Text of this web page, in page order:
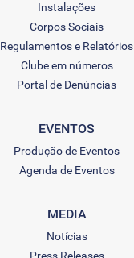
Instalações
Corpos Sociais
Regulamentos e Relatórios
Clube em números
Portal de Denúncias
EVENTOS
Produção de Eventos
Agenda de Eventos
MEDIA
Notícias